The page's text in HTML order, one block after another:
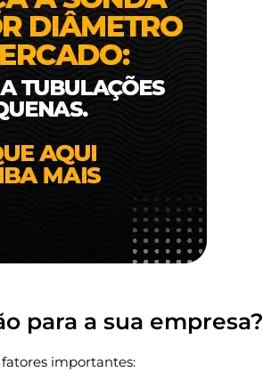
para a sua empresa?
importantes: